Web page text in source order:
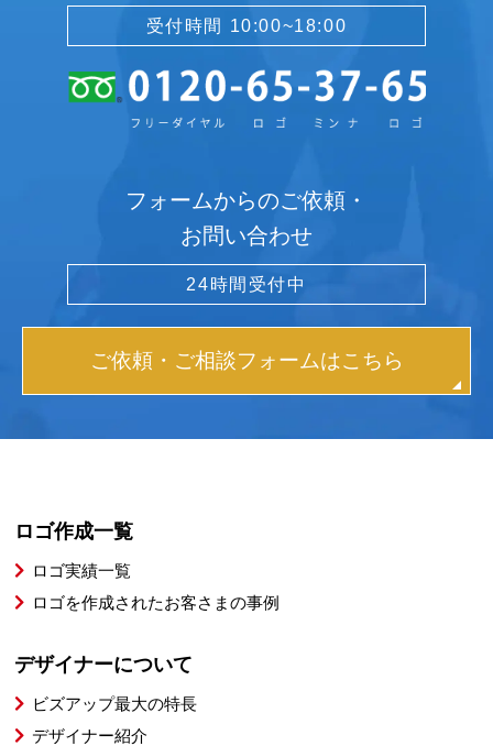
受付時間 10:00~18:00
フォームからのご依頼・
お問い合わせ
24時間受付中
ご依頼・ご相談フォームはこちら
ロゴ作成一覧
ロゴ実績一覧
ロゴを作成されたお客さまの事例
デザイナーについて
ビズアップ最大の特長
デザイナー紹介